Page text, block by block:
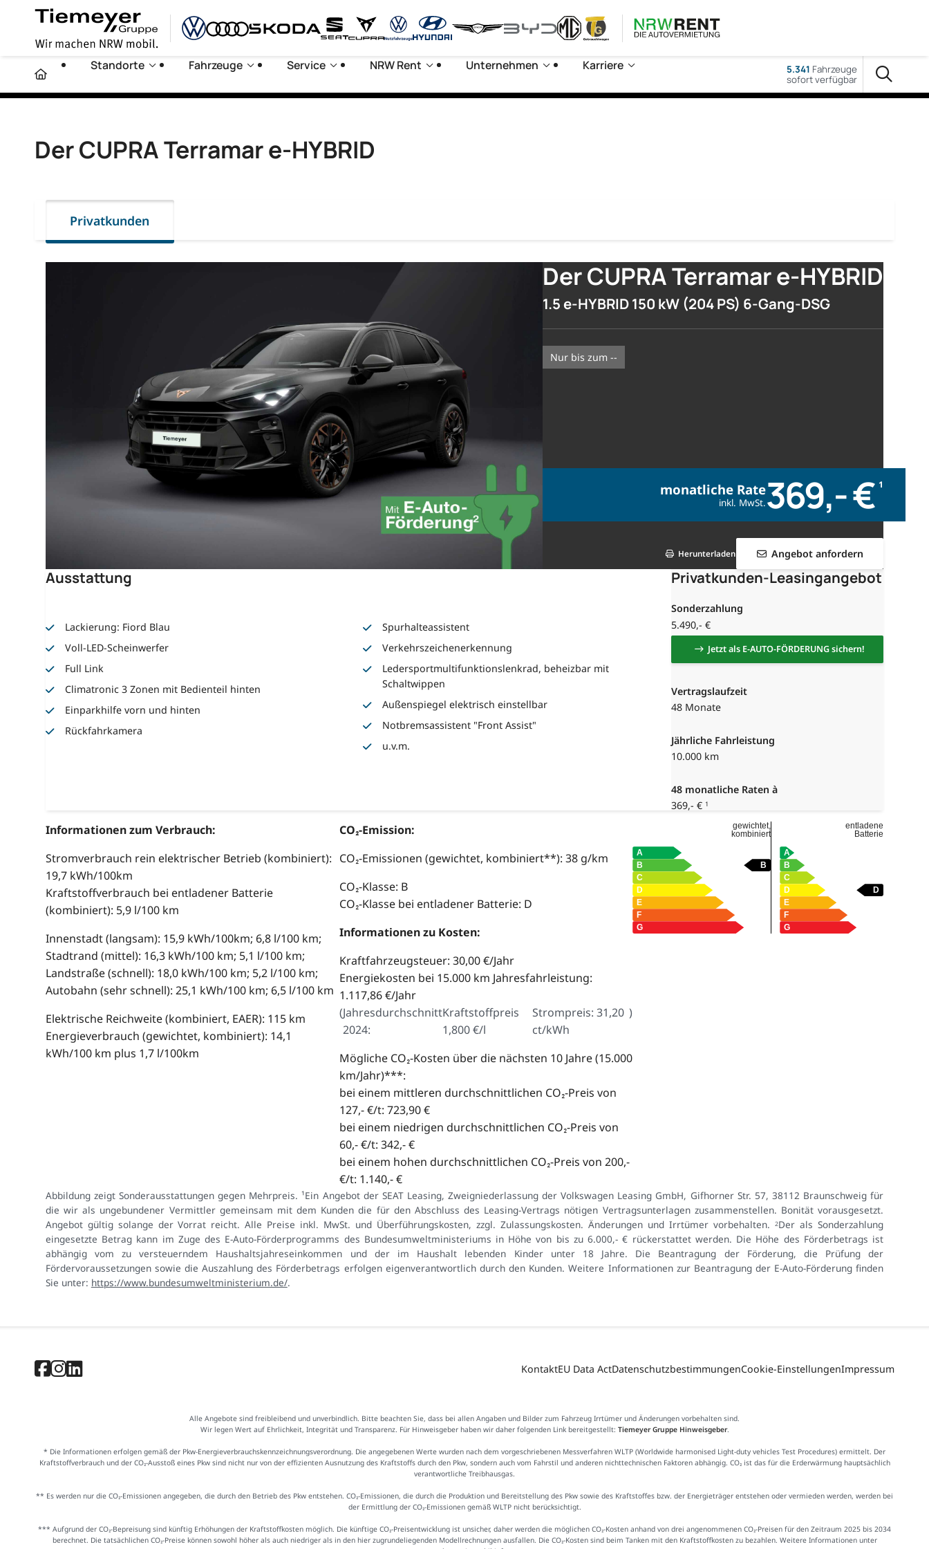
Standorte Fahrzeuge Service NRW Rent Unternehmen Karriere 5.341 Fahrzeuge
sofort verfügbar
Der CUPRA Terramar e-HYBRID
Privatkunden
Der CUPRA Terramar e-HYBRID
1.5 e-HYBRID 150 kW (204 PS) 6-Gang-DSG
nur bis zum --
monatliche Rate
inkl. MwSt.369,- € 1
Herunterladen Angebot anfordern
Ausstattung
Lackierung: Fiord Blau
Voll-LED-Scheinwerfer
Full Link
Climatronic 3 Zonen mit Bedienteil hinten
Einparkhilfe vorn und hinten
Rückfahrkamera
Spurhalteassistent
Verkehrszeichenerkennung
Ledersportmultifunktionslenkrad, beheizbar mit
Schaltwippen
Außenspiegel elektrisch einstellbar
Notbremsassistent "Front Assist"
u.v.m.
Privatkunden-Leasingangebot
Sonderzahlung
5.490,- €
Jetzt als E-AUTO-FÖRDERUNG sichern!
Vertragslaufzeit
48 Monate
Jährliche Fahrleistung
10.000 km
48monatliche Raten à
369,- € 1
Informationen zum Verbrauch:
Stromverbrauch rein elektrischer Betrieb (kombiniert):
19,7 kWh/100km
Kraftstoffverbrauch bei entladener Batterie
(kombiniert): 5,9 l/100 km
Innenstadt (langsam): 15,9 kWh/100km; 6,8 l/100 km;
Stadtrand (mittel): 16,3 kWh/100 km; 5,1 l/100 km;
Landstraße (schnell): 18,0 kWh/100 km; 5,2 l/100 km;
Autobahn (sehr schnell): 25,1 kWh/100 km; 6,5 l/100 km
Elektrische Reichweite (kombiniert, EAER): 115 km
Energieverbrauch (gewichtet, kombiniert): 14,1
kWh/100 km plus 1,7 l/100km
CO₂-Emission:
CO₂-Emissionen (gewichtet, kombiniert**): 38 g/km
CO₂-Klasse: B
CO₂-Klasse bei entladener Batterie: D
Informationen zu Kosten:
Kraftfahrzeugsteuer: 30,00 €/Jahr
Energiekosten bei 15.000 km Jahresfahrleistung:
1.117,86 €/Jahr
(Jahresdurchschnitt
2024:
Kraftstoffpreis
1,800 €/l
Strompreis: 31,20
ct/kWh
)
Mögliche CO₂-Kosten über die nächsten 10 Jahre (15.000
km/Jahr)***:
bei einem mittleren durchschnittlichen CO₂-Preis von
127,- €/t: 723,90 €
bei einem niedrigen durchschnittlichen CO₂-Preis von
60,- €/t: 342,- €
bei einem hohen durchschnittlichen CO₂-Preis von 200,-
€/t: 1.140,- €
gewichtet,
kombiniert
entladene
Batterie
Abbildung zeigt Sonderausstattungen gegen Mehrpreis. ¹Ein Angebot der SEAT Leasing, Zweigniederlassung der Volkswagen Leasing GmbH, Gifhorner Str. 57, 38112 Braunschweig für
die wir als ungebundener Vermittler gemeinsam mit dem Kunden die für den Abschluss des Leasing-Vertrags nötigen Vertragsunterlagen zusammenstellen. Bonität vorausgesetzt.
Angebot gültig solange der Vorrat reicht. Alle Preise inkl. MwSt. und Überführungskosten, zzgl. Zulassungskosten. Änderungen und Irrtümer vorbehalten.
2Der als Sonderzahlung
eingesetzte Betrag kann im Zuge des E-Auto-Förderprogramms des Bundesumweltministeriums in Höhe von bis zu 6.000,- € rückerstattet werden. Die Höhe des Förderbetrags ist
abhängig vom zu versteuerndem Haushaltsjahreseinkommen und der im Haushalt lebenden Kinder unter 18 Jahre. Die Beantragung der Förderung, die Prüfung der
Fördervoraussetzungen sowie die Auszahlung des Förderbetrags erfolgen eigenverantwortlich durch den Kunden. Weitere Informationen zur Beantragung der E-Auto-Förderung finden
Sie unter: https://www.bundesumweltministerium.de/.
KontaktEU Data ActDatenschutzbestimmungenCookie-EinstellungenImpressum
Alle Angebote sind freibleibend und unverbindlich. Bitte beachten Sie, dass bei allen Angaben und Bilder zum Fahrzeug Irrtümer und Änderungen vorbehalten sind.
Wir legen Wert auf Ehrlichkeit, Integrität und Transparenz. Für Hinweisgeber haben wir daher folgenden Link bereitgestellt: Tiemeyer Gruppe Hinweisgeber.
* Die Informationen erfolgen gemäß der Pkw-Energieverbrauchskennzeichnungsverordnung. Die angegebenen Werte wurden nach dem vorgeschriebenen Messverfahren WLTP (Worldwide harmonised Light-duty vehicles Test Procedures) ermittelt. Der
Kraftstoffverbrauch und der CO₂-Ausstoß eines Pkw sind nicht nur von der effizienten Ausnutzung des Kraftstoffs durch den Pkw, sondern auch vom Fahrstil und anderen nichttechnischen Faktoren abhängig. CO₂ ist das für die Erderwärmung hauptsächlich
verantwortliche Treibhausgas.
** Es werden nur die CO₂-Emissionen angegeben, die durch den Betrieb des Pkw entstehen. CO₂-Emissionen, die durch die Produktion und Bereitstellung des Pkw sowie des Kraftstoffes bzw. der Energieträger entstehen oder vermieden werden, werden bei
der Ermittlung der CO₂-Emissionen gemäß WLTP nicht berücksichtigt.
*** Aufgrund der CO₂-Bepreisung sind künftig Erhöhungen der Kraftstoffkosten möglich. Die künftige CO₂-Preisentwicklung ist unsicher, daher werden die möglichen CO₂-Kosten anhand von drei angenommenen CO₂-Preisen für den Zeitraum 2025 bis 2034
berechnet. Die tatsächlichen CO₂-Preise können sowohl höher als auch niedriger als in den hier zugrundeliegenden Modellrechnungen ausfallen. Die CO₂-Kosten sind beim Tanken mit den Kraftstoffkosten zu bezahlen. Weitere Informationen unter